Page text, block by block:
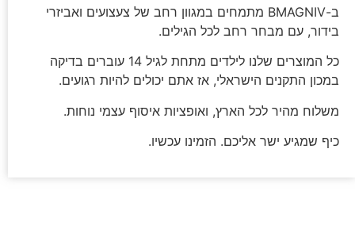
ב-BMAGNIV מתמחים במגוון רחב של צעצועים ואביזרי
בידור, עם מבחר רחב לכל הגילים.
כל המוצרים שלנו לילדים מתחת לגיל 14 עוברים בדיקה
במכון התקנים הישראלי, אז אתם יכולים להיות רגועים.
משלוח מהיר לכל הארץ, ואופציות איסוף עצמי נוחות.
כיף שמגיע ישר אליכם. הזמינו עכשיו.